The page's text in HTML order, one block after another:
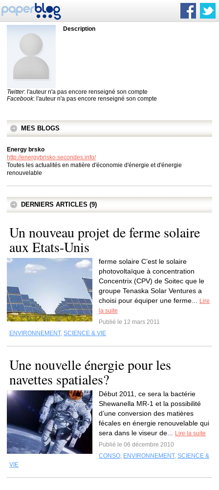
Description
Twitter: l'auteur n'a pas encore renseigné son compte
Facebook: l'auteur n'a pas encore renseigné son compte
MES BLOGS
Energy brsko
http://energybrisko.secondes.info/
Toutes les actualités en matière d'économie d'énergie et d'énergie
renouvelable
DERNIERS ARTICLES (9)
Un nouveau projet de ferme solaire
aux Etats-Unis
ferme solaire C’est le solaire
photovoltaïque à concentration
Concentrix (CPV) de Soitec que le
groupe Tenaska Solar Ventures a
choisi pour équiper une ferme...
Lire
la suite
Publié le 12 mars 2011
ENVIRONNEMENT, SCIENCE & VIE
Une nouvelle énergie pour les
navettes spatiales?
Début 2011, ce sera la bactérie
Shewanella MR-1 et la possibilité
d’une conversion des matières
fécales en énergie renouvelable qui
sera dans le viseur de...
Lire la suite
Publié le 06 décembre 2010
CONSO, ENVIRONNEMENT, SCIENCE &
VIE